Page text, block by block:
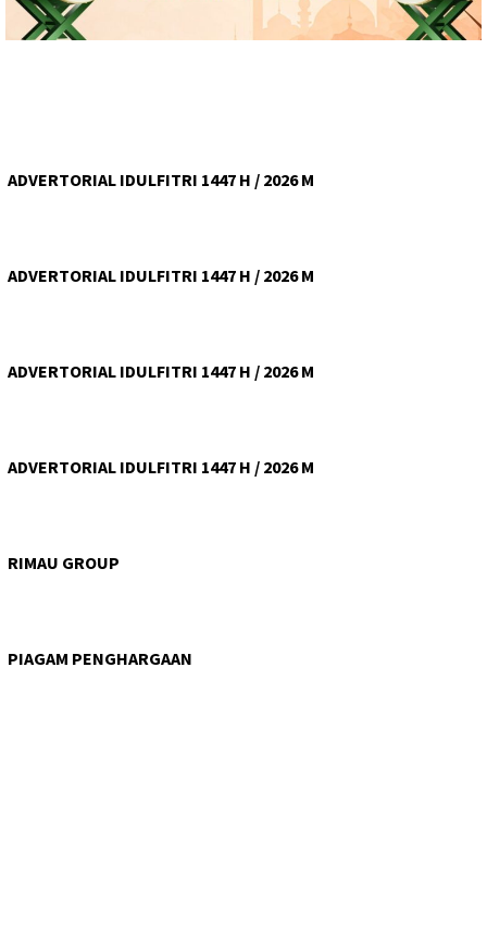
ADVERTORIAL IDULFITRI 1447 H / 2026 M
ADVERTORIAL IDULFITRI 1447 H / 2026 M
ADVERTORIAL IDULFITRI 1447 H / 2026 M
ADVERTORIAL IDULFITRI 1447 H / 2026 M
RIMAU GROUP
PIAGAM PENGHARGAAN